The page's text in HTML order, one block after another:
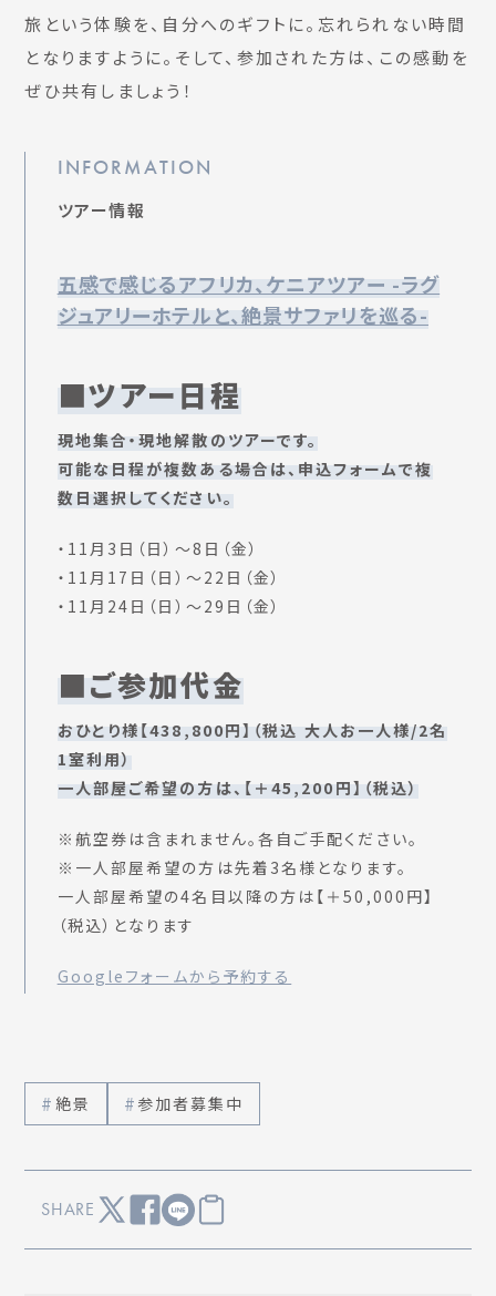
旅という体験を、自分へのギフトに。忘れられない時間
となりますように。そして、参加された方は、この感動を
ぜひ共有しましょう！
INFORMATION
ツアー情報
五感で感じるアフリカ、ケニアツアー -ラグ
ジュアリーホテルと、絶景サファリを巡る-
■ツアー日程
現地集合・現地解散のツアーです。
可能な日程が複数ある場合は、申込フォームで複
数日選択してください。
・11月3日（日）〜8日（金）
・11月17日（日）〜22日（金）
・11月24日（日）〜29日（金）
■ご参加代金
おひとり様【438,800円】（税込 大人お一人様/2名
1室利用）
一人部屋ご希望の方は、【＋45,200円】（税込）
※航空券は含まれません。各自ご手配ください。
※一人部屋希望の方は先着3名様となります。
一人部屋希望の4名目以降の方は【＋50,000円】
（税込）となります
Googleフォームから予約する
絶景 参加者募集中
SHARE